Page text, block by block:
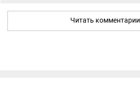
Читать комментарии